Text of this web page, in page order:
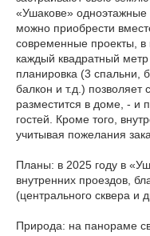
«Ушакове» одноэтажные
можно приобрести
современные проекты, в
каждый квадратный
планировка (3 спальни,
балкон и т.д.)
разместится в доме, - и
гостей. Кроме того,
учитывая пожелания
Планы: в 2025 году в
внутренних проездов,
(центрального сквера и
Природа: на панораме